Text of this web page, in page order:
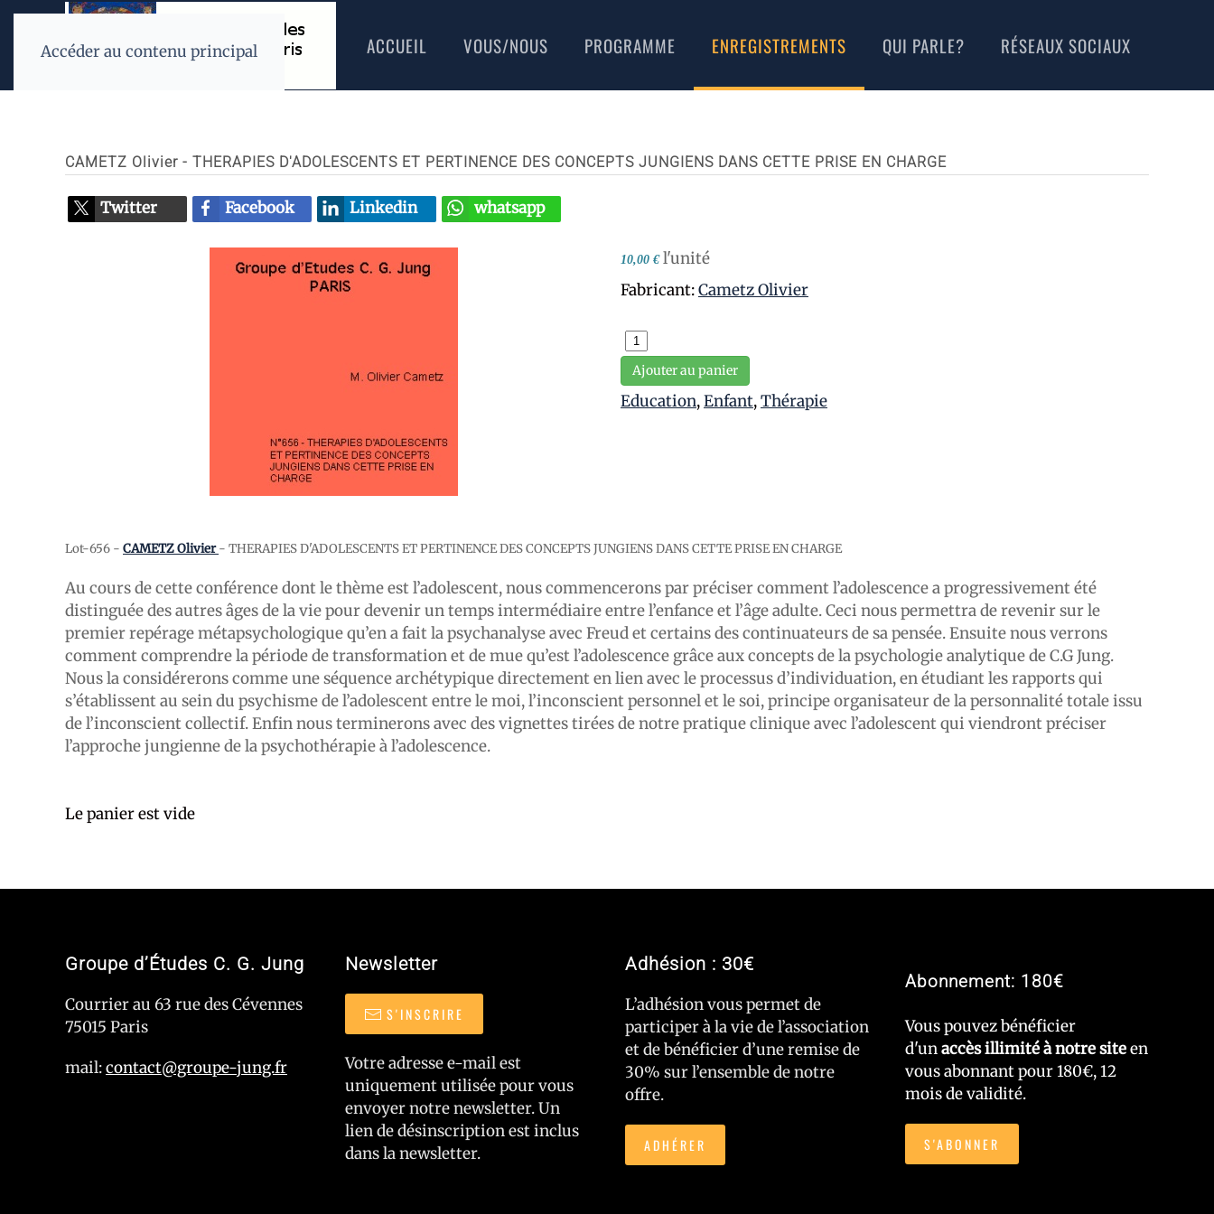
Accéder au contenu principal ACCUEIL VOUS/NOUS PROGRAMME ENREGISTREMENTS QUI PARLE? RÉSEAUX SOCIAUX
CAMETZ Olivier - THERAPIES D'ADOLESCENTS ET PERTINENCE DES CONCEPTS JUNGIENS DANS CETTE PRISE EN CHARGE
Twitter Facebook Linkedin whatsapp
10,00 € l'unité
Fabricant:Cametz Olivier
Ajouter au panier
Education,Enfant,Thérapie
Lot-656 - CAMETZ Olivier - THERAPIES D'ADOLESCENTS ET PERTINENCE DES CONCEPTS JUNGIENS DANS CETTE PRISE EN CHARGE
Au cours de cette conférence dont le thème est l’adolescent, nous commencerons par préciser comment l’adolescence a progressivement été
distinguée des autres âges de la vie pour devenir un temps intermédiaire entre l’enfance et l’âge adulte. Ceci nous permettra de revenir sur le
premier repérage métapsychologique qu’en a fait la psychanalyse avec Freud et certains des continuateurs de sa pensée. Ensuite nous verrons
comment comprendre la période de transformation et de mue qu’est l’adolescence grâce aux concepts de la psychologie analytique de C.G Jung.
Nous la considérerons comme une séquence archétypique directement en lien avec le processus d’individuation, en étudiant les rapports qui
s’établissent au sein du psychisme de l’adolescent entre le moi, l’inconscient personnel et le soi, principe organisateur de la personnalité totale issu
de l’inconscient collectif. Enfin nous terminerons avec des vignettes tirées de notre pratique clinique avec l’adolescent qui viendront préciser
l’approche jungienne de la psychothérapie à l’adolescence.
Le panier est vide
Groupe d’Études C. G. Jung
Courrier au 63 rue des Cévennes
75015 Paris
mail:contact@groupe-jung.fr
Newsletter
S'INSCRIRE
Votre adresse e-mail est
uniquement utilisée pour vous
envoyer notre newsletter. Un
lien de désinscription est inclus
dans la newsletter.
Adhésion : 30€
L’adhésion vous permet de
participer à la vie de l’association
et de bénéficier d’une remise de
30% sur l’ensemble de notre
offre.
ADHÉRER
Abonnement: 180€
Vous pouvez bénéficier
d'unaccès illimité à notre siteen
vous abonnant pour 180€, 12
mois de validité.
S'ABONNER